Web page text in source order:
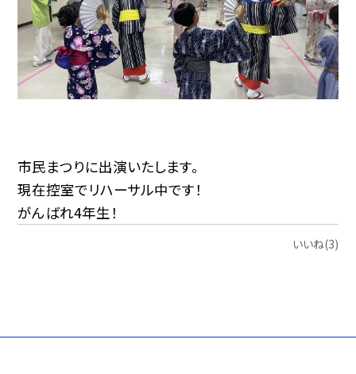
市民まつりに出演いたします。
現在控室でリハーサル中です！
がんばれ4年生！
いいね(3)